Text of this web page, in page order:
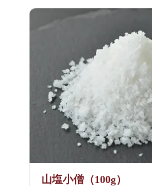
山塩小僧（100g）